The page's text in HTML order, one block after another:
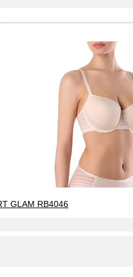
GLAM RB4046